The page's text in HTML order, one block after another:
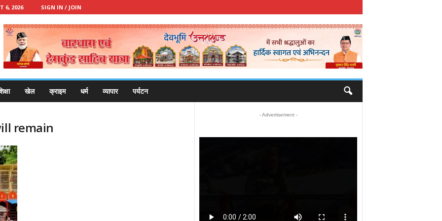
6, 2026 SIGN IN / JOIN
खेल क्राइम धर्म व्यापार पर्यटन
remain
- Advertisement -